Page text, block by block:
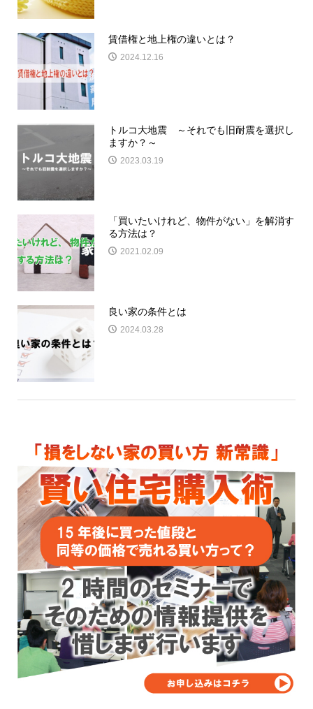
賃借権と地上権の違いとは？
2024.12.16
トルコ大地震 ～それでも旧耐震を選択し
ますか？～
2023.03.19
「買いたいけれど、物件がない」を解消す
る方法は？
2021.02.09
良い家の条件とは
2024.03.28